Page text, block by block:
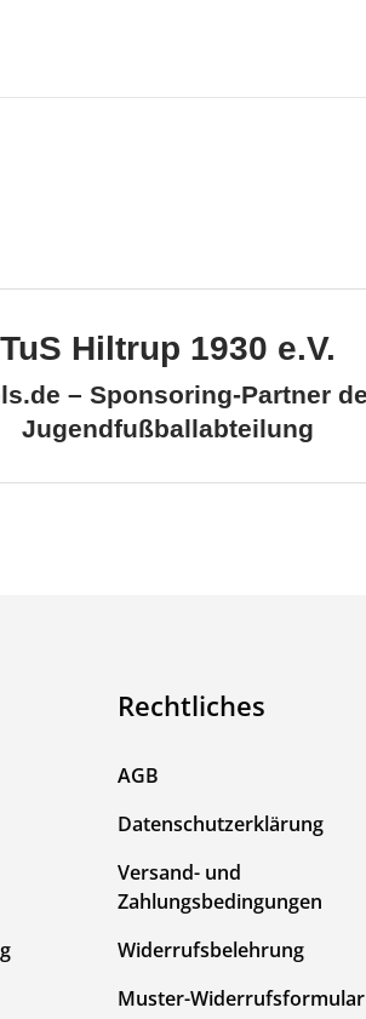
TuS Hiltrup 1930 e.V.
– Sponsoring-Partner
Jugendfußballabteilung
Rechtliches
AGB
Datenschutzerklärung
Versand- und
Zahlungsbedingungen
Widerrufsbelehrung
Muster-Widerrufsformular